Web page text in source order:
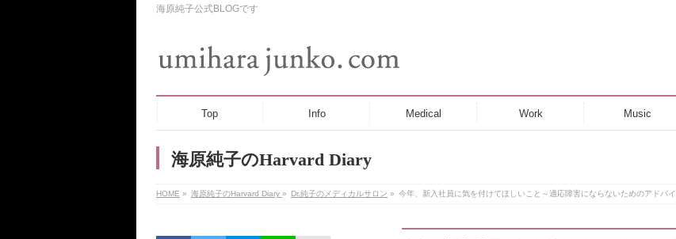
海原純子公式BLOGです
Top Info Medical Work Music
海原純子のHarvard Diary
HOME » 海原純子のHarvard Diary » Dr.純子のメディカルサロン » 今年、新入社員に気を付けてほしいこと～適応障害にならないためのアドバ